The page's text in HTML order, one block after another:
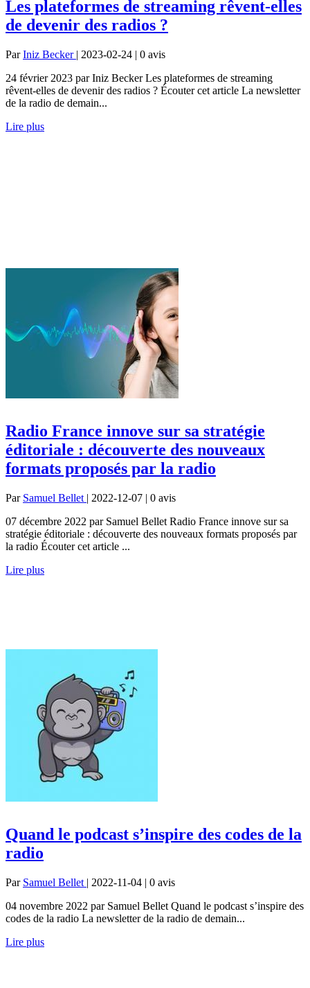
Les plateformes de streaming rêvent-elles
de devenir des radios ?
ParIniz Becker | 2023-02-24 | 0 avis
24 février 2023 par Iniz Becker Les plateformes de streaming
rêvent-elles de devenir des radios ? Écouter cet article La newsletter
de la radio de demain...
Lire plus
Radio France innove sur sa stratégie
éditoriale : découverte des nouveaux
formats proposés par la radio
Par Samuel Bellet | 2022-12-07 | 0 avis
07 décembre 2022 par Samuel Bellet Radio France innove sur sa
stratégie éditoriale : découverte des nouveaux formats proposés par
la radio Écouter cet article ...
Lire plus
Quand le podcast s’inspire des codes de la
radio
Par Samuel Bellet | 2022-11-04 | 0 avis
04 novembre 2022 par Samuel Bellet Quand le podcast s’inspire des
codes de la radio La newsletter de la radio de demain...
Lire plus